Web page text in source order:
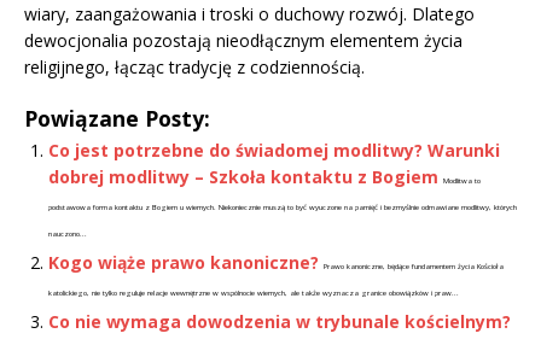
wiary, zaangażowania i troski o duchowy rozwój. Dlatego
dewocjonalia pozostają nieodłącznym elementem życia
religijnego, łącząc tradycję z codziennością.
Powiązane Posty:
Co jest potrzebne do świadomej modlitwy? Warunki
dobrej modlitwy – Szkoła kontaktu z Bogiem
Modlitwa to
podstawowa forma kontaktu z Bogiem u wiernych. Niekoniecznie muszą to być wyuczone na pamięć i bezmyślnie odmawiane modlitwy, których
nauczono...
Kogo wiąże prawo kanoniczne? Prawo kanoniczne, będące fundamentem życia Kościoła
katolickiego, nie tylko reguluje relacje wewnętrzne w wspólnocie wiernych, ale także wyznacza granice obowiązków i praw...
Co nie wymaga dowodzenia w trybunale kościelnym?